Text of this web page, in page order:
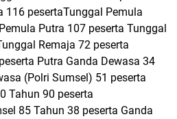
116 pesertaTunggal Pemula
Putra 107 peserta Tunggal
Remaja 72 peserta
Putra Ganda Dewasa 34
(Polri Sumsel) 51 peserta
Tahun 90 peserta
85 Tahun 38 peserta Ganda